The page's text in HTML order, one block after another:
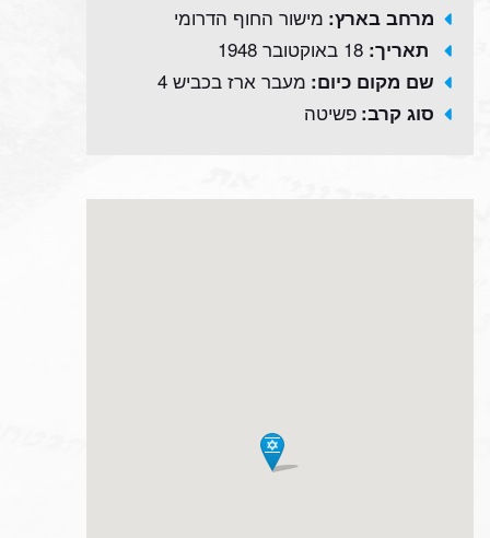
מרחב בארץ: מישור החוף הדרומי
תאריך: 18 באוקטובר 1948
שם מקום כיום: מעבר ארז בכביש 4
סוג קרב: פשיטה